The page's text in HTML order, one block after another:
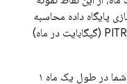
پایگاه داده محاسبه
شود. این مقدار میانگین در قیمت واحد PITR (گیگابایت در ماه)
برای مثال، اگر میانگین حجم پایگاه داده شما در طول یک ماه ۱